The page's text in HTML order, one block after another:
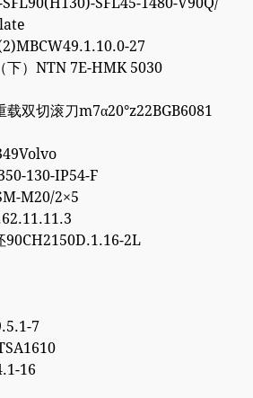
27
下）NTN 7E-HMK 5030
双切滚刀m7α20°z22BGB6081
130-IP54-F
M20/2×5
90CH2150D.1.16-2L
7
16